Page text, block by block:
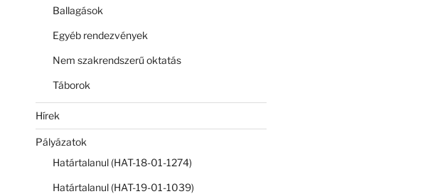
Ballagások
Egyéb rendezvények
Nem szakrendszerű oktatás
Táborok
Hírek
Pályázatok
Határtalanul (HAT-18-01-1274)
Határtalanul (HAT-19-01-1039)